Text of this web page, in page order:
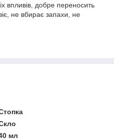
впливів, добре переносить
не вбирає запахи, не
мл